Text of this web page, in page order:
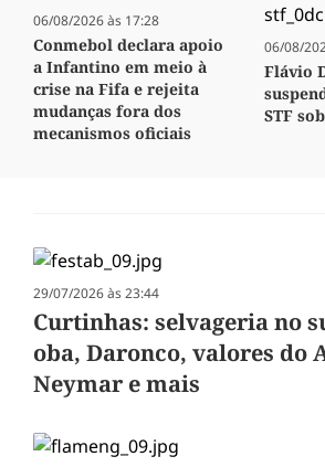
06/08/2026 às 17:28
Conmebol declara apoio
a Infantino em meio à
crise na Fifa e rejeita
mudanças fora dos
mecanismos oficiais
06/08/
Flávio
STF
29/07/2026 às 23:44
Curtinhas: selvageria no
oba, Daronco, valores do
Neymar e mais